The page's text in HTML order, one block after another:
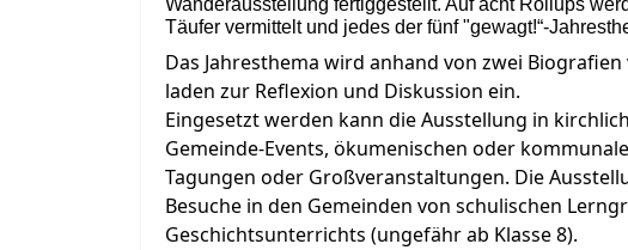
Wanderausstellung fertiggestellt. Auf acht Rollups
Täufer vermittelt und jedes der fünf "gewagt!“-
Das Jahresthema wird anhand von zwei
laden zur Reflexion und Diskussion ein.
Eingesetzt werden kann die Ausstellung in
Gemeinde-Events, ökumenischen oder
Tagungen oder Großveranstaltungen. Die
Besuche in den Gemeinden von schulischen
Geschichtsunterrichts (ungefähr ab Klasse 8).